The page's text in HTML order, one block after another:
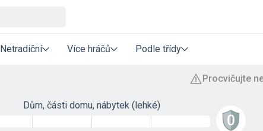
Netradiční Více hráčů Podle třídy
Dům, části domu, nábytek (lehké)